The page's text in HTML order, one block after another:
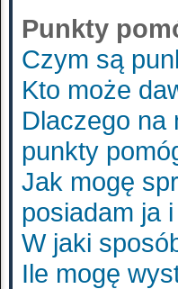
Punkty
Czym są
Kto może
Dlaczego na
punkty
Jak mogę
posiadam ja
W jaki
Ile mogę